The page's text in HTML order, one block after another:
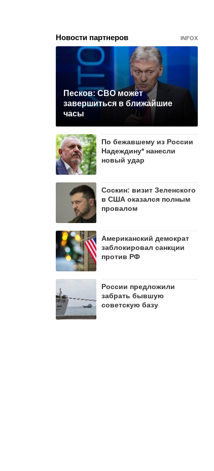
Новости партнеров INFOX
Песков: СВО может
завершиться в ближайшие
часы
По бежавшему из России
Надеждину* нанесли
новый удар
Соскин: визит Зеленского
в США оказался полным
провалом
Американский демократ
заблокировал санкции
против РФ
России предложили
забрать бывшую
советскую базу